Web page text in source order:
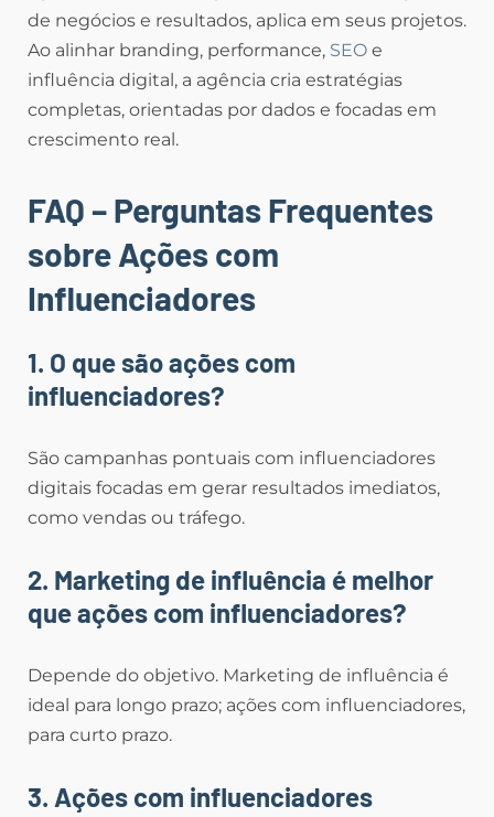
de negócios e resultados, aplica em seus projetos.
Ao alinhar branding, performance, SEO e
influência digital, a agência cria estratégias
completas, orientadas por dados e focadas em
crescimento real.
FAQ – Perguntas Frequentes
sobre Ações com
Influenciadores
1. O que são ações com
influenciadores?
São campanhas pontuais com influenciadores
digitais focadas em gerar resultados imediatos,
como vendas ou tráfego.
2. Marketing de influência é melhor
que ações com influenciadores?
Depende do objetivo. Marketing de influência é
ideal para longo prazo; ações com influenciadores,
para curto prazo.
3. Ações com influenciadores